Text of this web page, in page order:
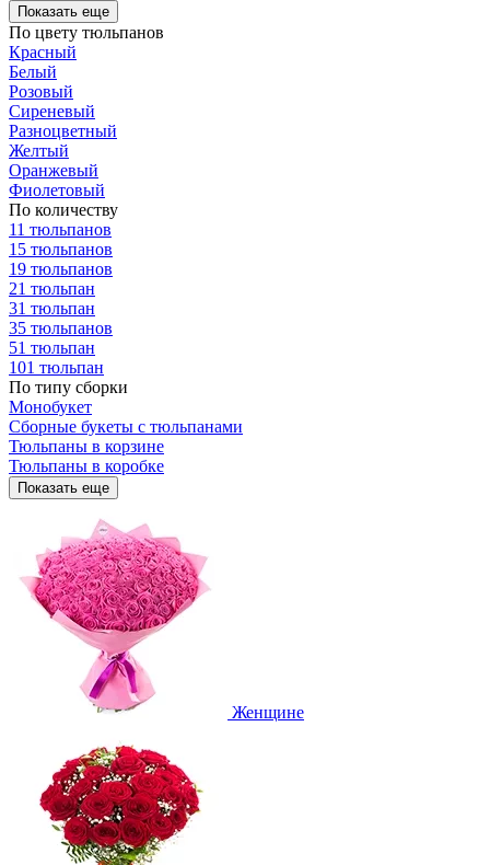
Показать еще
По цвету тюльпанов
Красный
Белый
Розовый
Сиреневый
Разноцветный
Желтый
Оранжевый
Фиолетовый
По количеству
11 тюльпанов
15 тюльпанов
19 тюльпанов
21 тюльпан
31 тюльпан
35 тюльпанов
51 тюльпан
101 тюльпан
По типу сборки
Монобукет
Сборные букеты с тюльпанами
Тюльпаны в корзине
Тюльпаны в коробке
Показать еще
Женщине